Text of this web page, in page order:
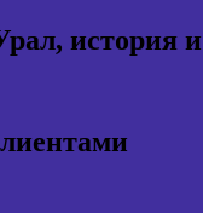
история